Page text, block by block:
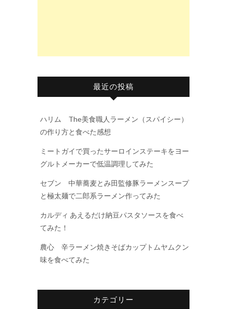
最近の投稿
ハリム The美食職人ラーメン（スパイシー）
の作り方と食べた感想
ミートガイで買ったサーロインステーキをヨー
グルトメーカーで低温調理してみた
セブン 中華蕎麦とみ田監修豚ラーメンスープ
と極太麺で二郎系ラーメン作ってみた
カルディ あえるだけ納豆パスタソースを食べ
てみた！
農心 辛ラーメン焼きそばカップトムヤムクン
味を食べてみた
カテゴリー